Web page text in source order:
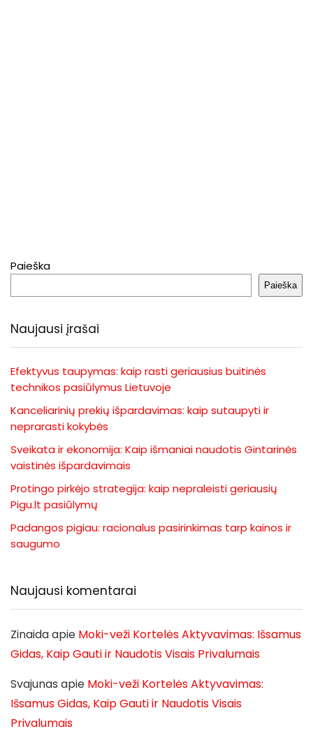
Paieška
Paieška
Naujausi įrašai
Efektyvus taupymas: kaip rasti geriausius buitinės
technikos pasiūlymus Lietuvoje
Kanceliarinių prekių išpardavimas: kaip sutaupyti ir
neprarasti kokybės
Sveikata ir ekonomija: Kaip išmaniai naudotis Gintarinės
vaistinės išpardavimais
Protingo pirkėjo strategija: kaip nepraleisti geriausių
Pigu.lt pasiūlymų
Padangos pigiau: racionalus pasirinkimas tarp kainos ir
saugumo
Naujausi komentarai
Zinaidaapie Moki-veži Kortelės Aktyvavimas: Išsamus
Gidas, Kaip Gauti ir Naudotis Visais Privalumais
Svajunas apie Moki-veži Kortelės Aktyvavimas:
Išsamus Gidas, Kaip Gauti ir Naudotis Visais
Privalumais